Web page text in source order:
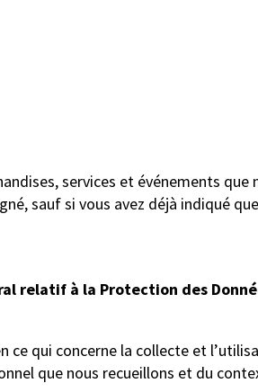
services et événements que
sauf si vous avez déjà indiqué
relatif à la Protection des
ce qui concerne la collecte et
que nous recueillons et du